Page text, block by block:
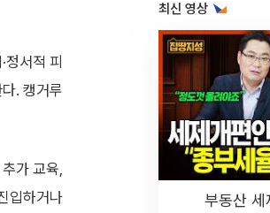
서적 피
. 캥거루
가 교육,
입하거나
최신 영상
부동산